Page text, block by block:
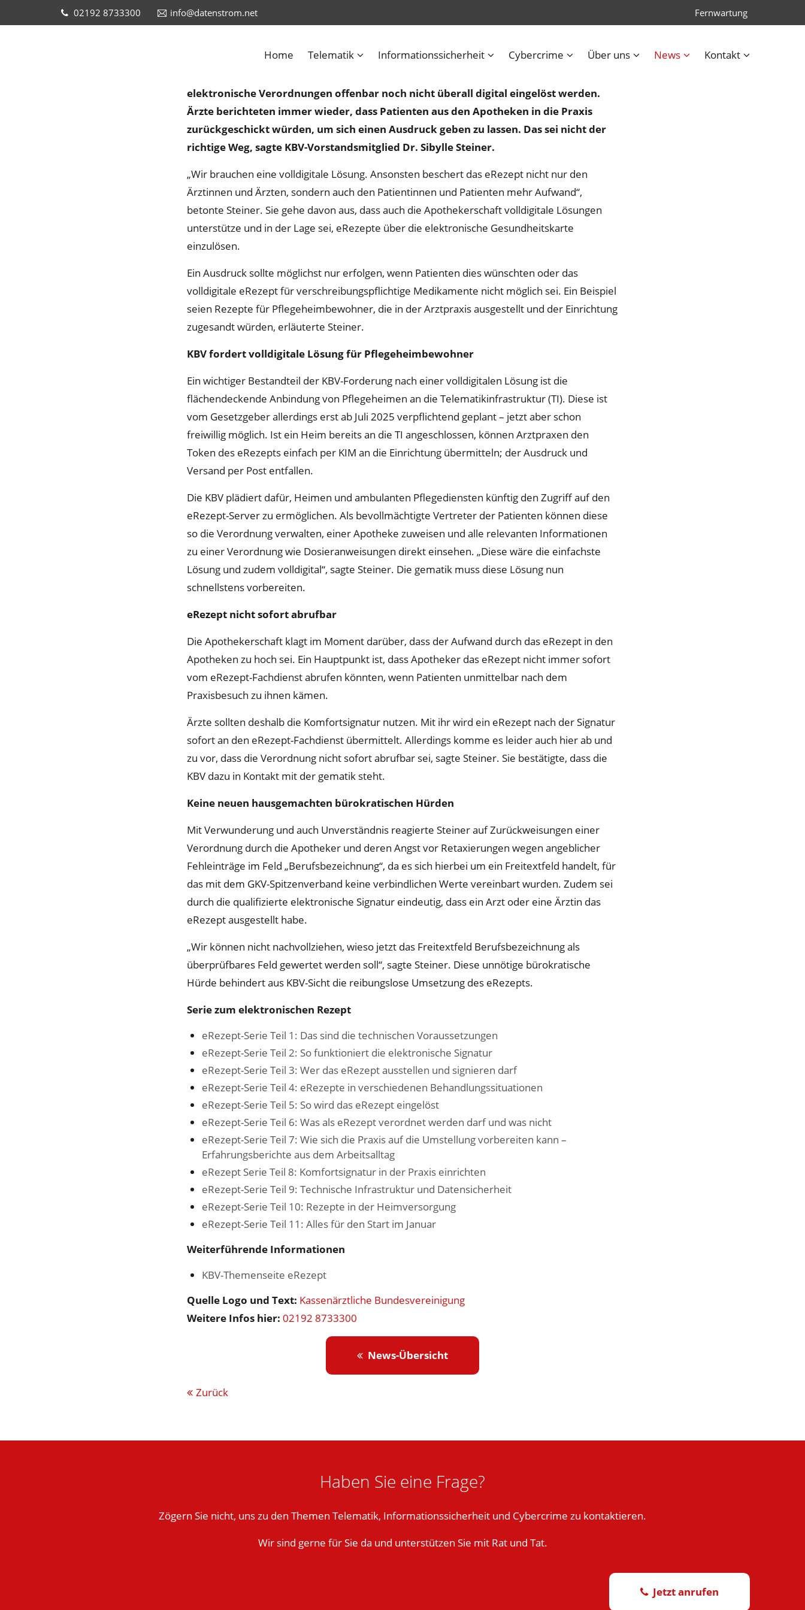
02192 8733300 info@datenstrom.net Fernwartung
Home Telematik Informationssicherheit Cybercrime Über uns News Kontakt
elektronische Verordnungen offenbar noch nicht überall digital eingelöst werden.
Ärzte berichteten immer wieder, dass Patienten aus den Apotheken in die Praxis
zurückgeschickt würden, um sich einen Ausdruck geben zu lassen. Das sei nicht der
richtige Weg, sagte KBV-Vorstandsmitglied Dr. Sibylle Steiner.
„Wir brauchen eine volldigitale Lösung. Ansonsten beschert das eRezept nicht nur den
Ärztinnen und Ärzten, sondern auch den Patientinnen und Patienten mehr Aufwand“,
betonte Steiner. Sie gehe davon aus, dass auch die Apothekerschaft volldigitale Lösungen
unterstütze und in der Lage sei, eRezepte über die elektronische Gesundheitskarte
einzulösen.
Ein Ausdruck sollte möglichst nur erfolgen, wenn Patienten dies wünschten oder das
volldigitale eRezept für verschreibungspflichtige Medikamente nicht möglich sei. Ein Beispiel
seien Rezepte für Pflegeheimbewohner, die in der Arztpraxis ausgestellt und der Einrichtung
zugesandt würden, erläuterte Steiner.
KBV fordert volldigitale Lösung für Pflegeheimbewohner
Ein wichtiger Bestandteil der KBV-Forderung nach einer volldigitalen Lösung ist die
flächendeckende Anbindung von Pflegeheimen an die Telematikinfrastruktur (TI). Diese ist
vom Gesetzgeber allerdings erst ab Juli 2025 verpflichtend geplant – jetzt aber schon
freiwillig möglich. Ist ein Heim bereits an die TI angeschlossen, können Arztpraxen den
Token des eRezepts einfach per KIM an die Einrichtung übermitteln; der Ausdruck und
Versand per Post entfallen.
Die KBV plädiert dafür, Heimen und ambulanten Pflegediensten künftig den Zugriff auf den
eRezept-Server zu ermöglichen. Als bevollmächtigte Vertreter der Patienten können diese
so die Verordnung verwalten, einer Apotheke zuweisen und alle relevanten Informationen
zu einer Verordnung wie Dosieranweisungen direkt einsehen. „Diese wäre die einfachste
Lösung und zudem volldigital“, sagte Steiner. Die gematik muss diese Lösung nun
schnellstens vorbereiten.
eRezept nicht sofort abrufbar
Die Apothekerschaft klagt im Moment darüber, dass der Aufwand durch das eRezept in den
Apotheken zu hoch sei. Ein Hauptpunkt ist, dass Apotheker das eRezept nicht immer sofort
vom eRezept-Fachdienst abrufen könnten, wenn Patienten unmittelbar nach dem
Praxisbesuch zu ihnen kämen.
Ärzte sollten deshalb die Komfortsignatur nutzen. Mit ihr wird ein eRezept nach der Signatur
sofort an den eRezept-Fachdienst übermittelt. Allerdings komme es leider auch hier ab und
zu vor, dass die Verordnung nicht sofort abrufbar sei, sagte Steiner. Sie bestätigte, dass die
KBV dazu in Kontakt mit der gematik steht.
Keine neuen hausgemachten bürokratischen Hürden
Mit Verwunderung und auch Unverständnis reagierte Steiner auf Zurückweisungen einer
Verordnung durch die Apotheker und deren Angst vor Retaxierungen wegen angeblicher
Fehleinträge im Feld „Berufsbezeichnung“, da es sich hierbei um ein Freitextfeld handelt, für
das mit dem GKV-Spitzenverband keine verbindlichen Werte vereinbart wurden. Zudem sei
durch die qualifizierte elektronische Signatur eindeutig, dass ein Arzt oder eine Ärztin das
eRezept ausgestellt habe.
„Wir können nicht nachvollziehen, wieso jetzt das Freitextfeld Berufsbezeichnung als
überprüfbares Feld gewertet werden soll“, sagte Steiner. Diese unnötige bürokratische
Hürde behindert aus KBV-Sicht die reibungslose Umsetzung des eRezepts.
Serie zum elektronischen Rezept
eRezept-Serie Teil 1: Das sind die technischen Voraussetzungen
eRezept-Serie Teil 2: So funktioniert die elektronische Signatur
eRezept-Serie Teil 3: Wer das eRezept ausstellen und signieren darf
eRezept-Serie Teil 4: eRezepte in verschiedenen Behandlungssituationen
eRezept-Serie Teil 5: So wird das eRezept eingelöst
eRezept-Serie Teil 6: Was als eRezept verordnet werden darf und was nicht
eRezept-Serie Teil 7: Wie sich die Praxis auf die Umstellung vorbereiten kann –
Erfahrungsberichte aus dem Arbeitsalltag
eRezept Serie Teil 8: Komfortsignatur in der Praxis einrichten
eRezept-Serie Teil 9: Technische Infrastruktur und Datensicherheit
eRezept-Serie Teil 10: Rezepte in der Heimversorgung
eRezept-Serie Teil 11: Alles für den Start im Januar
Weiterführende Informationen
KBV-Themenseite eRezept
Quelle Logo und Text: Kassenärztliche Bundesvereinigung
Weitere Infos hier: 02192 8733300
News-Übersicht
Zurück
Haben Sie eine Frage?
Zögern Sie nicht, uns zu den Themen Telematik, Informationssicherheit und Cybercrime zu kontaktieren.
Wir sind gerne für Sie da und unterstützen Sie mit Rat und Tat.
Jetzt anrufen